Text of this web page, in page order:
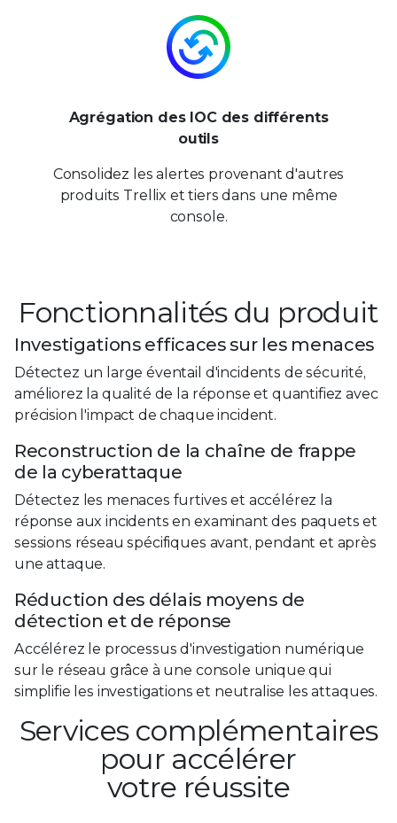
Agrégation des IOC des différents
outils
Consolidez les alertes provenant d'autres
produits Trellix et tiers dans une même
console.
Fonctionnalités du produit
Investigations efficaces sur les menaces
Détectez un large éventail d'incidents de sécurité,
améliorez la qualité de la réponse et quantifiez avec
précision l'impact de chaque incident.
Reconstruction de la chaîne de frappe
de la cyberattaque
Détectez les menaces furtives et accélérez la
réponse aux incidents en examinant des paquets et
sessions réseau spécifiques avant, pendant et après
une attaque.
Réduction des délais moyens de
détection et de réponse
Accélérez le processus d'investigation numérique
sur le réseau grâce à une console unique qui
simplifie les investigations et neutralise les attaques.
Services complémentaires
pour accélérer
votre réussite